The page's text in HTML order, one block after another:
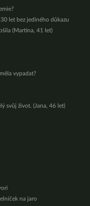
let bez jediného důkazu
(Martina, 41 let)
vypadat?
svůj život. (Jana, 46 let)
na jaro